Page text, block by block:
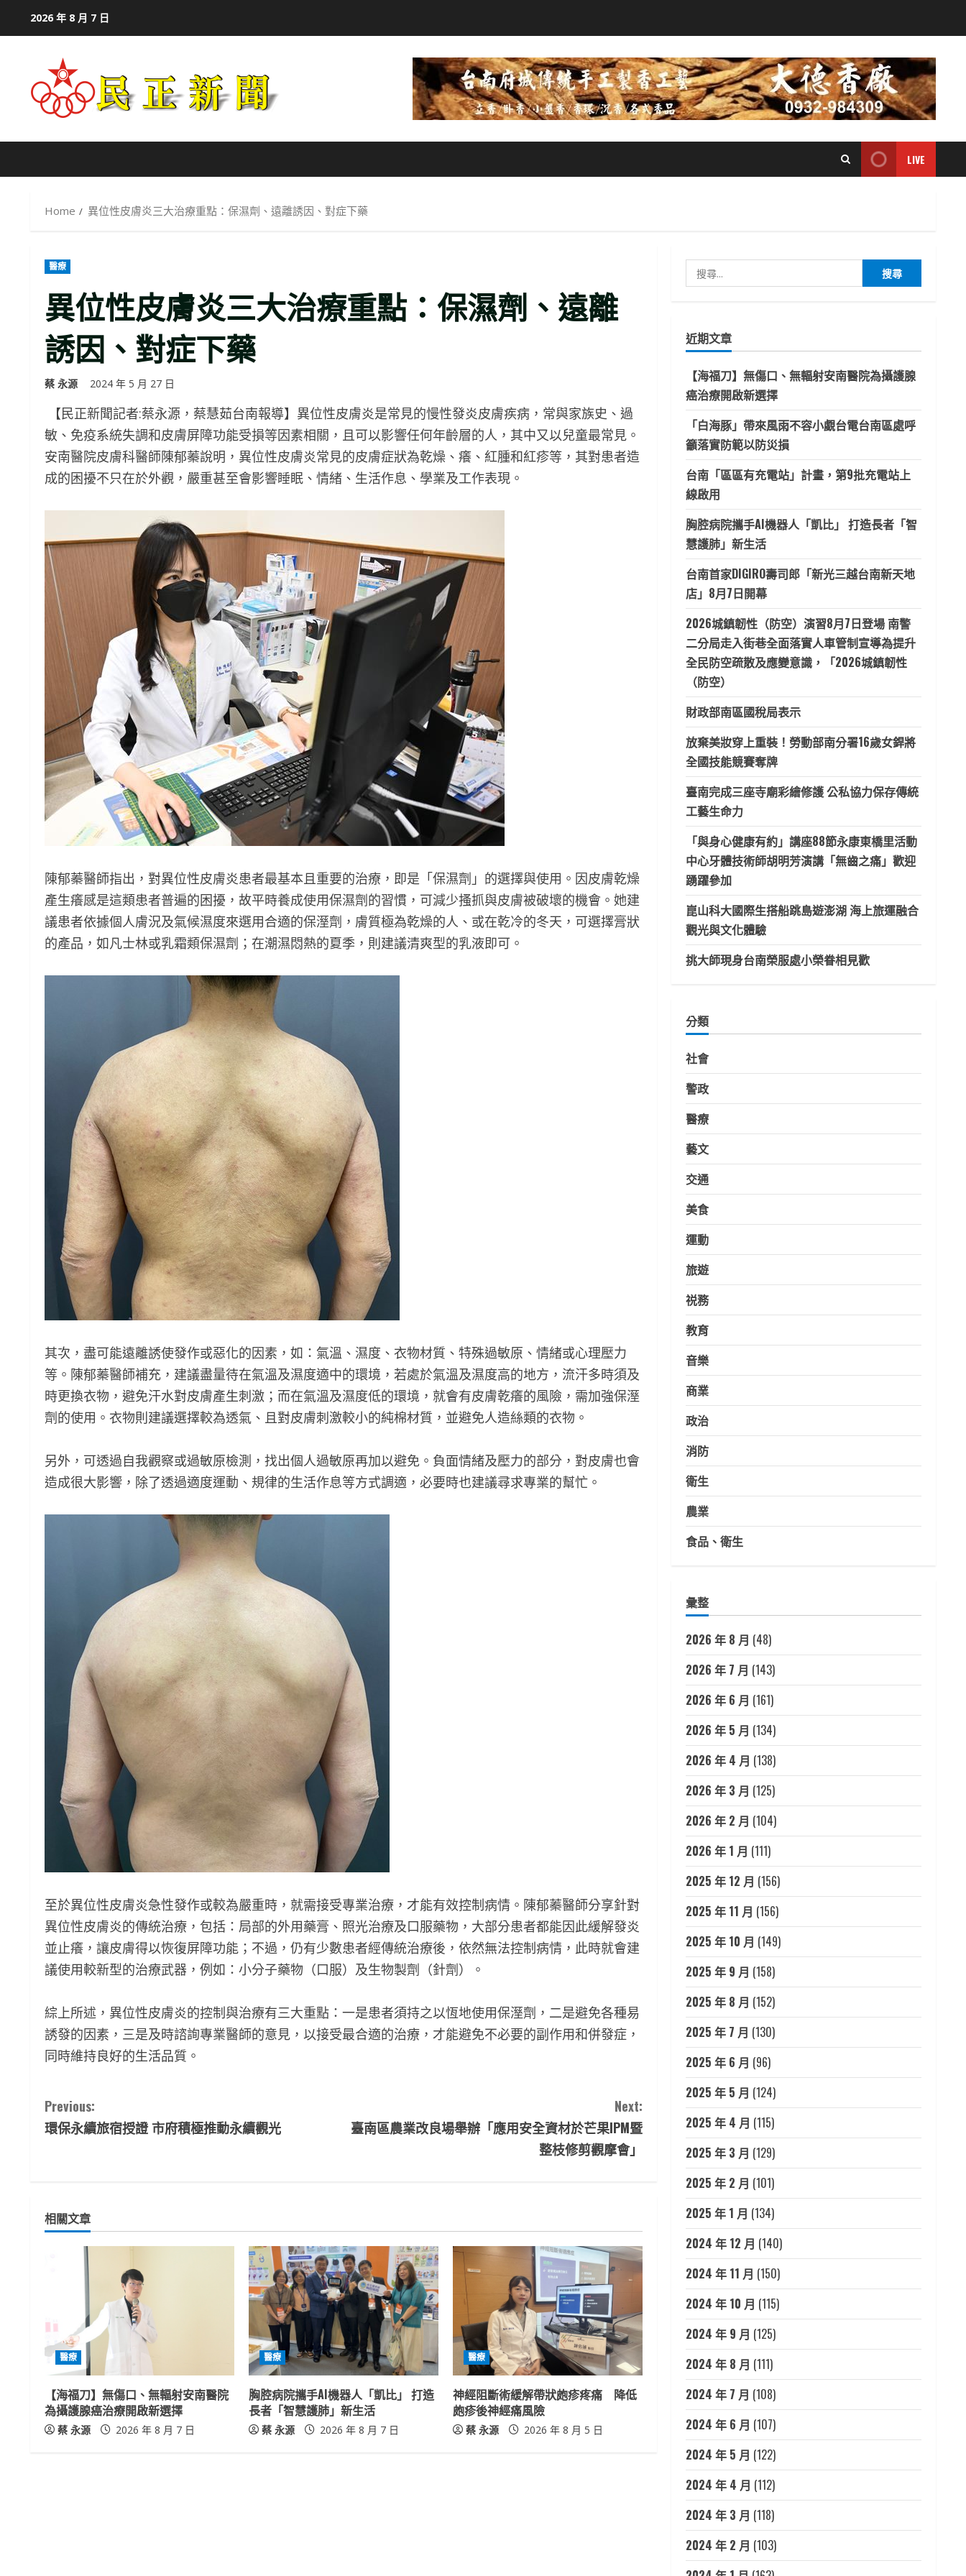
2026 年 8 月 7 日
LIVE
Home 異位性皮膚炎三大治療重點：保濕劑、遠離誘因、對症下藥
醫療
異位性皮膚炎三大治療重點：保濕劑、遠離
誘因、對症下藥
蔡 永源 2024 年 5 月 27 日
【民正新聞記者:蔡永源，蔡慧茹台南報導】異位性皮膚炎是常見的慢性發炎皮膚疾病，常與家族史、過
敏、免疫系統失調和皮膚屏障功能受損等因素相關，且可以影響任何年齡層的人，其中又以兒童最常見。
安南醫院皮膚科醫師陳郁蓁說明，異位性皮膚炎常見的皮膚症狀為乾燥、癢、紅腫和紅疹等，其對患者造
成的困擾不只在於外觀，嚴重甚至會影響睡眠、情緒、生活作息、學業及工作表現。
陳郁蓁醫師指出，對異位性皮膚炎患者最基本且重要的治療，即是「保濕劑」的選擇與使用。因皮膚乾燥
產生癢感是這類患者普遍的困擾，故平時養成使用保濕劑的習慣，可減少搔抓與皮膚被破壞的機會。她建
議患者依據個人膚況及氣候濕度來選用合適的保溼劑，膚質極為乾燥的人、或在乾冷的冬天，可選擇膏狀
的產品，如凡士林或乳霜類保濕劑；在潮濕悶熱的夏季，則建議清爽型的乳液即可。
其次，盡可能遠離誘使發作或惡化的因素，如：氣溫、濕度、衣物材質、特殊過敏原、情緒或心理壓力
等。陳郁蓁醫師補充，建議盡量待在氣溫及濕度適中的環境，若處於氣溫及濕度高的地方，流汗多時須及
時更換衣物，避免汗水對皮膚產生刺激；而在氣溫及濕度低的環境，就會有皮膚乾癢的風險，需加強保溼
劑的使用。衣物則建議選擇較為透氣、且對皮膚刺激較小的純棉材質，並避免人造絲類的衣物。
另外，可透過自我觀察或過敏原檢測，找出個人過敏原再加以避免。負面情緒及壓力的部分，對皮膚也會
造成很大影響，除了透過適度運動、規律的生活作息等方式調適，必要時也建議尋求專業的幫忙。
至於異位性皮膚炎急性發作或較為嚴重時，就需接受專業治療，才能有效控制病情。陳郁蓁醫師分享針對
異位性皮膚炎的傳統治療，包括：局部的外用藥膏、照光治療及口服藥物，大部分患者都能因此緩解發炎
並止癢，讓皮膚得以恢復屏障功能；不過，仍有少數患者經傳統治療後，依然無法控制病情，此時就會建
議使用較新型的治療武器，例如：小分子藥物（口服）及生物製劑（針劑）。
綜上所述，異位性皮膚炎的控制與治療有三大重點：一是患者須持之以恆地使用保溼劑，二是避免各種易
誘發的因素，三是及時諮詢專業醫師的意見，以接受最合適的治療，才能避免不必要的副作用和併發症，
同時維持良好的生活品質。
C
o
i
e
R
e
a
d
Previous:
環保永續旅宿授證 市府積極推動永續觀光
Next:
臺南區農業改良場舉辦「應用安全資材於芒果IPM暨
整枝修剪觀摩會」
相關文章
醫療
【海福刀】無傷口、無輻射安南醫院
為攝護腺癌治療開啟新選擇
蔡 永源 2026 年 8 月 7 日
醫療
胸腔病院攜手AI機器人「凱比」 打造
長者「智慧護肺」新生活
蔡 永源 2026 年 8 月 7 日
醫療
神經阻斷術緩解帶狀皰疹疼痛 降低
皰疹後神經痛風險
蔡 永源 2026 年 8 月 5 日
尋
字:
近期文章
【海福刀】無傷口、無輻射安南醫院為攝護腺
癌治療開啟新選擇
「白海豚」帶來風雨不容小覷台電台南區處呼
籲落實防範以防災損
台南「區區有充電站」計畫，第9批充電站上
線啟用
胸腔病院攜手AI機器人「凱比」 打造長者「智
慧護肺」新生活
台南首家DIGIRO壽司郎「新光三越台南新天地
店」8月7日開幕
2026城鎮韌性（防空）演習8月7日登場 南警
二分局走入街巷全面落實人車管制宣導為提升
全民防空疏散及應變意識，「2026城鎮韌性
（防空）
財政部南區國稅局表示
放棄美妝穿上重裝！勞動部南分署16歲女銲將
全國技能競賽奪牌
臺南完成三座寺廟彩繪修護 公私協力保存傳統
工藝生命力
「與身心健康有約」講座88節永康東橋里活動
中心牙體技術師胡明芳演講「無齒之痛」歡迎
踴躍參加
崑山科大國際生搭船跳島遊澎湖 海上旅運融合
觀光與文化體驗
挑大師現身台南榮服處小榮眷相見歡
分類
社會
警政
醫療
藝文
交通
美食
運動
旅遊
祱務
教育
音樂
商業
政治
消防
衛生
農業
食品、衛生
彙整
2026 年 8 月 (48)
2026 年 7 月 (143)
2026 年 6 月 (161)
2026 年 5 月 (134)
2026 年 4 月 (138)
2026 年 3 月 (125)
2026 年 2 月 (104)
2026 年 1 月 (111)
2025 年 12 月 (156)
2025 年 11 月 (156)
2025 年 10 月 (149)
2025 年 9 月 (158)
2025 年 8 月 (152)
2025 年 7 月 (130)
2025 年 6 月 (96)
2025 年 5 月 (124)
2025 年 4 月 (115)
2025 年 3 月 (129)
2025 年 2 月 (101)
2025 年 1 月 (134)
2024 年 12 月 (140)
2024 年 11 月 (150)
2024 年 10 月 (115)
2024 年 9 月 (125)
2024 年 8 月 (111)
2024 年 7 月 (108)
2024 年 6 月 (107)
2024 年 5 月 (122)
2024 年 4 月 (112)
2024 年 3 月 (118)
2024 年 2 月 (103)